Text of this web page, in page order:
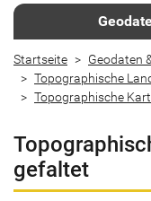
Startseite Geodaten
Topographische
Topographische
gefaltet